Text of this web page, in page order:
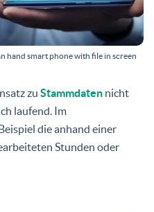
hand smart phone with file in screen
zu Stammdaten nicht
laufend. Im
die anhand einer
Stunden oder